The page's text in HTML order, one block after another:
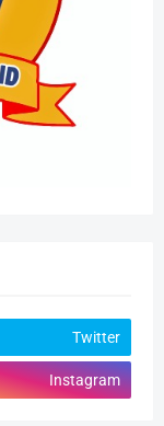
Twitter
Instagram